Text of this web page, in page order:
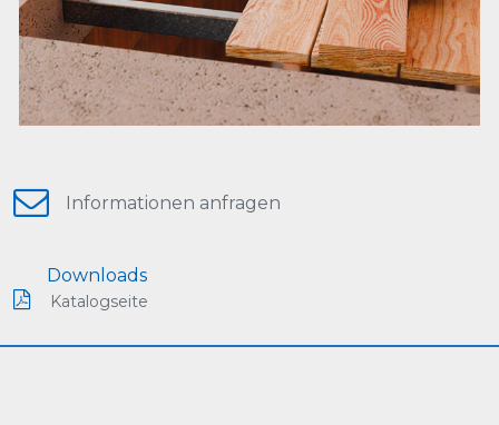
Informationen anfragen
Downloads
Katalogseite